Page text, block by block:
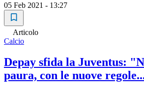
05 Feb 2021 - 13:27
Articolo
Calcio
Depay sfida la Juventus:
paura, con le nuove